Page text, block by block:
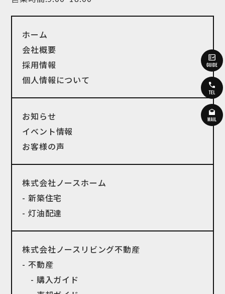
ホーム
会社概要
採用情報
個人情報について
お知らせ
イベント情報
お客様の声
株式会社ノースホーム
- 新築住宅
- 灯油配達
株式会社ノースリビング不動産
- 不動産
- 購入ガイド